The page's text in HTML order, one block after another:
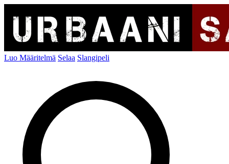
Luo Määritelmä Selaa Slangipeli